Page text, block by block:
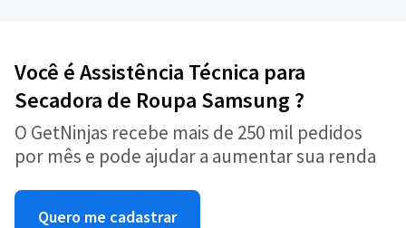
Você é Assistência Técnica para
Secadora de Roupa Samsung ?
O GetNinjas recebe mais de 250 mil pedidos
por mês e pode ajudar a aumentar sua renda
Quero me cadastrar